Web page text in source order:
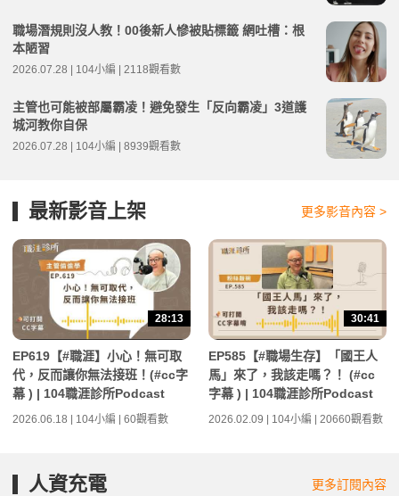
職場潛規則沒人教！00後新人慘被貼標籤 網吐槽：根
本陋習
2026.07.28 | 104小編 | 2118觀看數
主管也可能被部屬霸凌！避免發生「反向霸凌」3道護
城河教你自保
2026.07.28 | 104小編 | 8939觀看數
最新影音上架 更多影音內容 >
28:13
EP619【#職涯】小心！無可取
代，反而讓你無法接班！(#cc字
幕 ) | 104職涯診所Podcast
2026.06.18 | 104小編 | 60觀看數
30:41
EP585【#職場生存】「國王人
馬」來了，我該走嗎？！ (#cc
字幕 ) | 104職涯診所Podcast
2026.02.09 | 104小編 | 20660觀看數
人資充電 更多訂閱內容